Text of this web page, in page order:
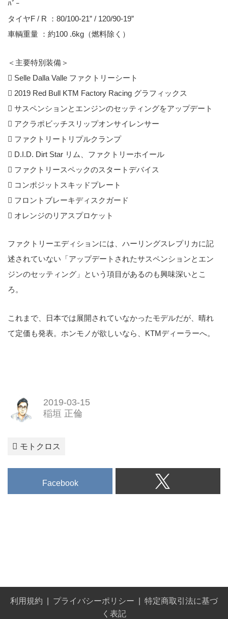
ﾊﾞｰ
タイヤF / R ：80/100-21” / 120/90-19”
車輌重量 ：約100 .6kg（燃料除く）
＜主要特別装備＞
 Selle Dalla Valle ファクトリーシート
 2019 Red Bull KTM Factory Racing グラフィックス
 サスペンションとエンジンのセッティングをアップデート
 アクラポビッチスリップオンサイレンサー
 ファクトリートリプルクランプ
 D.I.D. Dirt Star リム、ファクトリーホイール
 ファクトリースペックのスタートデバイス
 コンポジットスキッドプレート
 フロントブレーキディスクガード
 オレンジのリアスプロケット
ファクトリーエディションには、ハーリングスレプリカに記
述されていない「アップデートされたサスペンションとエン
ジンのセッティング」という項目があるのも興味深いとこ
ろ。
これまで、日本では展開されていなかったモデルだが、晴れ
て定価も発表。ホンモノが欲しいなら、KTMディーラーへ。
2019-03-15
稲垣 正倫
モトクロス
Facebook
利用規約 プライバシーポリシー
特定商取引法に基づ
く表記